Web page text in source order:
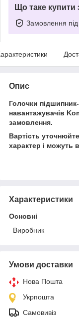
Що таке купити
Замовлення
Опис
Голочки
навантажувачів
замовлення.
Вартість
характер і можуть
Характеристики
Основні
Виробник
Умови доставки
Нова Пошта
Укрпошта
Самовивіз